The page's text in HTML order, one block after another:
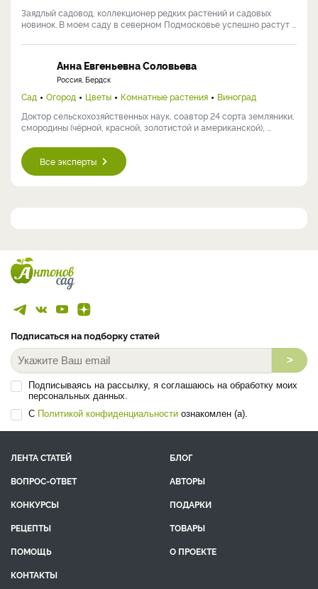
Заядлый садовод, коллекционер редких растений и садовых
новинок. В моем саду в северном Подмосковье успешно растут ...
Анна Евгеньевна Соловьева
Россия, Бердск
Сад Огород Цветы Комнатные растения
Виноград
Доктор сельскохозяйственных наук, соавтор 24 сорта земляники,
смородины (чёрной, красной, золотистой и американской), ...
Все эксперты
Подписаться на подборку статей
>
Подписываясь на рассылку, я соглашаюсь на обработку моих
персональных данных.
С Политикой конфиденциальности ознакомлен (а).
ЛЕНТА СТАТЕЙ
БЛОГ
ВОПРОС-ОТВЕТ
АВТОРЫ
КОНКУРСЫ
ПОДАРКИ
РЕЦЕПТЫ
ТОВАРЫ
ПОМОЩЬ
О ПРОЕКТЕ
КОНТАКТЫ